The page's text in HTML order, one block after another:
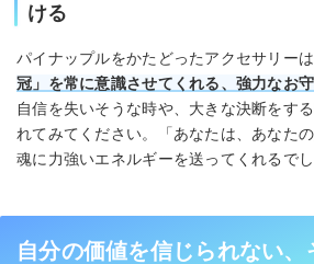
ける
パイナップルをかたどったアクセサリーは
冠」を常に意識させてくれる、強力なお守
自信を失いそうな時や、大きな決断をす
れてみてください。「あなたは、あなた
魂に力強いエネルギーを送ってくれるでし
自分の価値を信じられない、